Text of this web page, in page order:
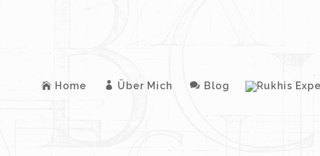
Home Über Mich Blog